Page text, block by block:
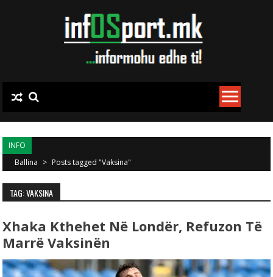
INFO
Ballina > Posts tagged "Vaksina"
TAG: VAKSINA
Xhaka Kthehet Në Londër, Refuzon Të
Marrë Vaksinën